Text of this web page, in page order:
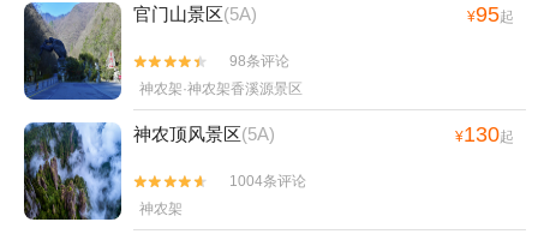
官门山景区(5A) ¥95起


98条评论
神农架·神农架香溪源景区
神农顶风景区(5A) ¥130起


1004条评论
神农架